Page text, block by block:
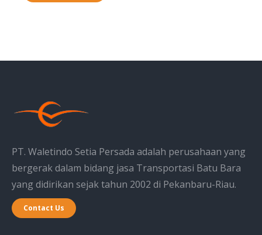
PT. Waletindo Setia Persada adalah perusahaan yang
bergerak dalam bidang jasa Transportasi Batu Bara
yang didirikan sejak tahun 2002 di Pekanbaru-Riau.
Contact Us